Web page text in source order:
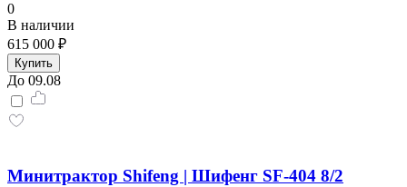
0
В наличии
615 000 ₽
Купить
До 09.08
Минитрактор Shifeng | Шифенг SF-404 8/2